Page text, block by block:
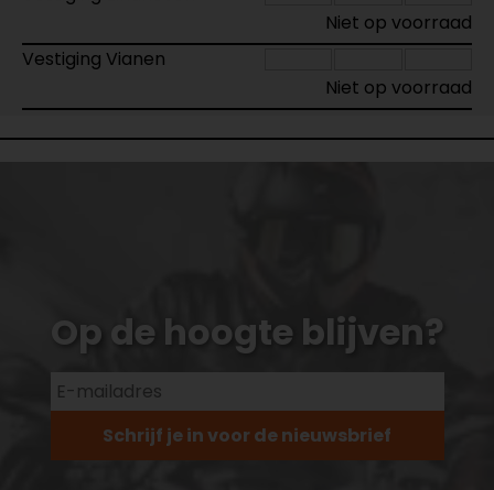
Niet op voorraad
Vestiging Vianen
Niet op voorraad
Op de hoogte blijven?
Schrijf je in voor de nieuwsbrief